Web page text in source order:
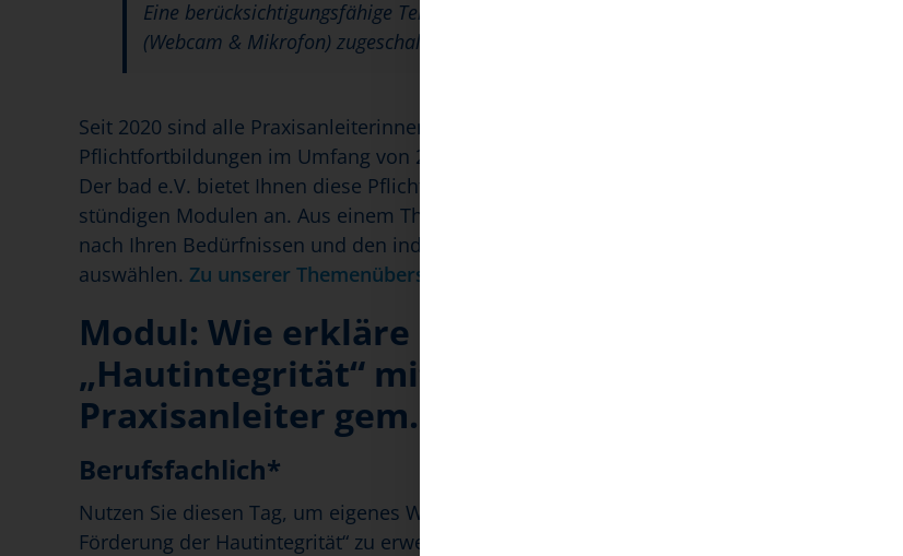
Eine berücksichtigungsfähige Teilnahme ist nur gegeben, wenn Sie mit Bild und Ton
(Webcam & Mikrofon) zugeschaltet sind.
Seit 2020 sind alle Praxisanleiterinnen und Praxisanleiter dazu verpflichtet,
Pflichtfortbildungen im Umfang von 24 Stunden jährlich zu absolvieren und nachzuweisen.
Der bad e.V. bietet Ihnen diese Pflichtfortbildungen in Form von verschiedenen, jeweils 8-
stündigen Modulen an. Aus einem Themenpool können Sie drei einzelne Seminarmodule
nach Ihren Bedürfnissen und den individuellen Erfordernissen in Ihrer Einrichtung
auswählen. Zu unserer Themenübersicht.
Modul: Wie erkläre ich den Expertenstandard
„Hautintegrität“ mit Spaß und Freude?
Praxisanleiter gem. § 4 Absatz 3 Satz 1 PflAPrV
Berufsfachlich*
Nutzen Sie diesen Tag, um eigenes Wissen zum Thema Expertenstandard „Erhalt und
Förderung der Hautintegrität“ zu erwerben oder aufzufrischen, und parallel ein gutes